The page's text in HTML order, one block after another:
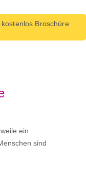
Broschüre
ein
sind